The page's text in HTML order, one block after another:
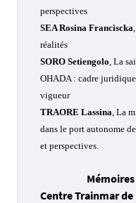
perspectives
SEA Rosina Franciscka,
réalités
SORO Setiengolo, La
OHADA : cadre
vigueur
TRAORE Lassina, La
dans le port autonome
et perspectives.
Mémoires
Centre Trainmar de